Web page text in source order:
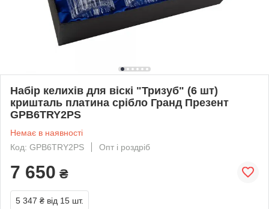
Набір келихів для віскі "Тризуб" (6 шт)
кришталь платина срібло Гранд Презент
GPB6TRY2PS
Немає в наявності
Код: GPB6TRY2PS
Опт і роздріб
7 650 ₴
5 347 ₴ від 15 шт.